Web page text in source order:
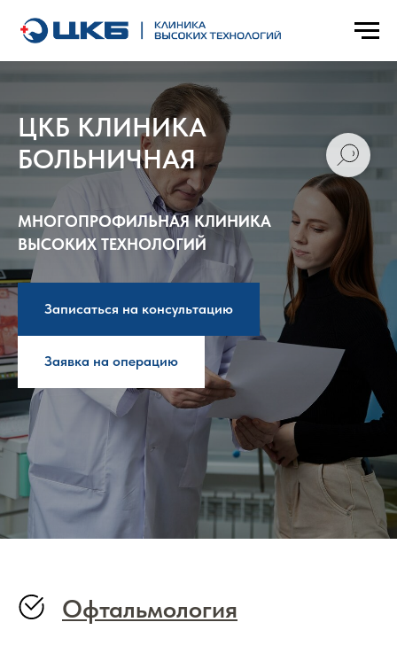
ЦКБ КЛИНИКА
БОЛЬНИЧНАЯ
МНОГОПРОФИЛЬНАЯ КЛИНИКА
ВЫСОКИХ ТЕХНОЛОГИЙ
Записаться на консультацию
Заявка на операцию
Офтальмология